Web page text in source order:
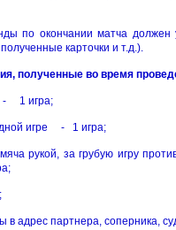
по окончании
карточки и т.д.).
полученные во время
- 1 игра;
игре - 1 игра;
рукой, за грубую игру
в адрес партнера, соперника,